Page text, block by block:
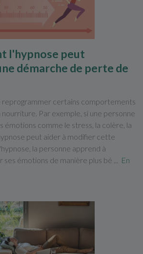
l'hypnose peut
démarche de perte de
reprogrammer certains comportements
Par exemple, si une personne
émotions comme le stress, la colère, la
peut aider à modifier cette
la personne apprend à
émotions de manière plus bé ...
En